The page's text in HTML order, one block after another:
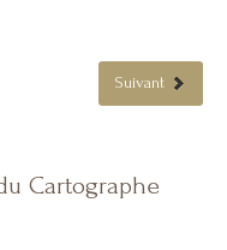
Suivant
Cartographe